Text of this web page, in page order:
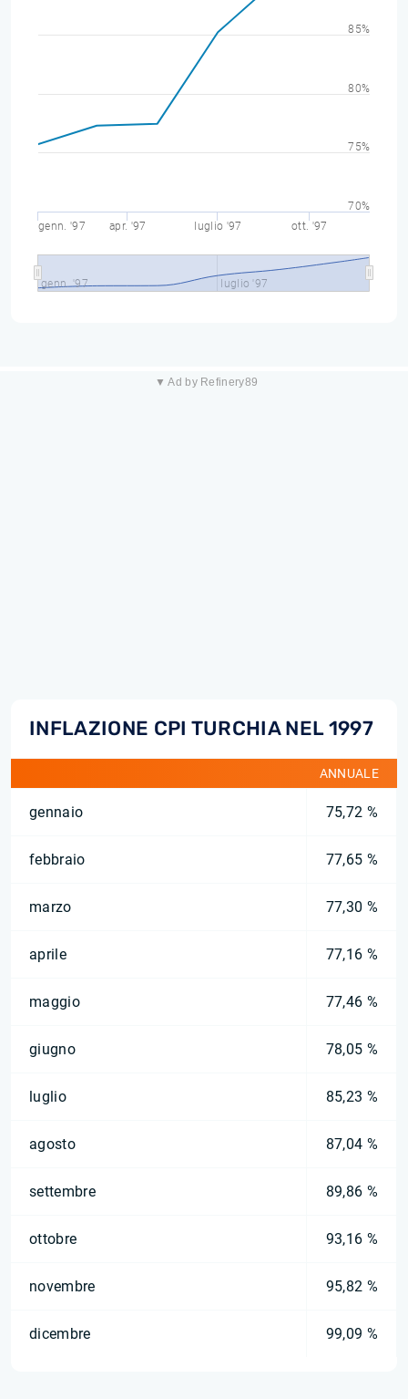
genn. '97 apr. '97 luglio '97 ott. '97
genn. '97 luglio '97
70%
75%
80%
85%
▼ Ad by Refinery89
INFLAZIONE CPI TURCHIA NEL 1997
ANNUALE
gennaio 75,72 %
febbraio 77,65 %
marzo 77,30 %
aprile 77,16 %
maggio 77,46 %
giugno 78,05 %
luglio 85,23 %
agosto 87,04 %
settembre 89,86 %
ottobre 93,16 %
novembre 95,82 %
dicembre 99,09 %